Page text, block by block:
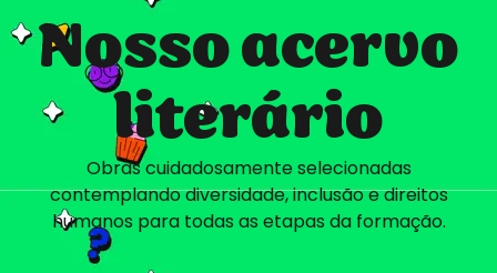
Nosso acervo
literário
Obras cuidadosamente selecionadas
contemplando diversidade, inclusão e direitos
humanos para todas as etapas da formação.